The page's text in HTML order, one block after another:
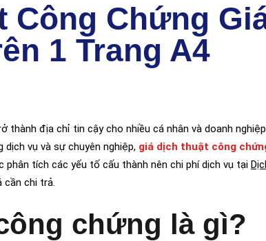
Công Chứng
1 Trang A4
thành địa chỉ tin cậy cho nhiều cá nhân và doanh
vụ và sự chuyên nghiệp, giá dịch thuật công
phân tích các yếu tố cấu thành nên chi phí dịch vụ tại
cần chi trả.
chứng là gì?